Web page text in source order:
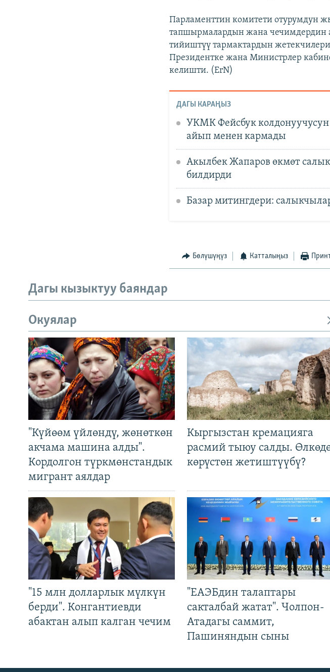
Парламенттин комитети отурумдун
тапшырмалардын жана чечимдердин
тийиштүү тармактардын
Президентке жана Министрлер
келишти. (ErN)
ДАГЫ КАРАҢЫЗ
УКМК Фейсбук
айып менен кармады
Акылбек Жапаров өкмөт
билдирди
Базар митингдери:
Бөлүшүңүз Катталыңыз
Дагы кызыктуу баяндар
Окуялар
"Күйөөм үйлөндү, жөнөткөн
акчама машина алды".
Кордолгон түркмөнстандык
мигрант аялдар
Кыргызстан кремацияга
расмий тыюу салды.
көрүстөн жетиштүүбү?
"15 млн долларлык мүлкүн
берди". Конгантиевди
абактан алып калган чечим
"ЕАЭБдин талаптары
сакталбай жатат". Чолпон-
Атадагы саммит,
Пашиняндын сыны